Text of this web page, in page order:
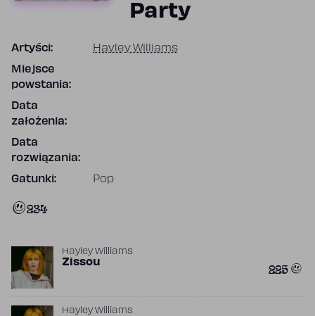
Party
Artyści: Hayley Williams
Miejsce
powstania:
Data
założenia:
Data
rozwiązania:
Gatunki: Pop
234
Hayley Williams
Zissou 225
Hayley Williams